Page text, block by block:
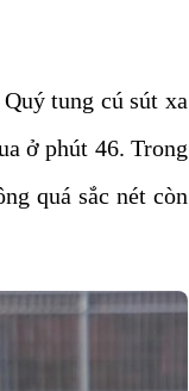
tung cú sút xa
ở phút 46. Trong
quá sắc nét còn